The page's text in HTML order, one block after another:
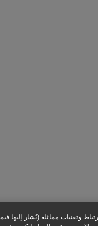
وتقنيات مماثلة (يُشار إليها